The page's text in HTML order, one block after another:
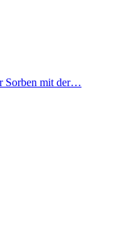
Sorben mit der…